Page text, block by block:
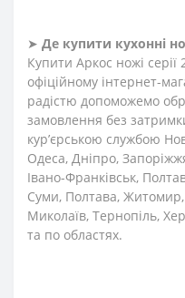
➤ Де купити кухонні
Купити Аркос ножі
офіційному інтернет-
радістю допоможемо
замовлення без
кур’єрською службою
Одеса, Дніпро,
Івано-Франківськ,
Суми, Полтава,
Миколаїв, Тернопіль,
та по областях.